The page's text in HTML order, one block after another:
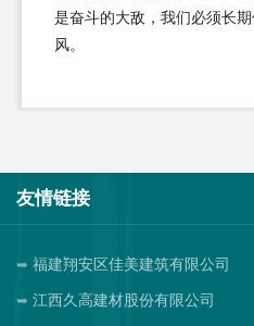
是奋斗的大敌，我们必须长
风。
友情链接
福建翔安区佳美建筑有限公司
江西久高建材股份有限公司